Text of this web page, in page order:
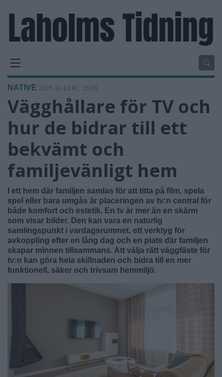
NATIVE 2025-12-13 KL. 15:00
Vägghållare för TV och
hur de bidrar till ett
bekvämt och
familjevänligt hem
I ett hem där familjen samlas för att titta på film, spela
spel eller bara umgås är placeringen av tv:n central för
både komfort och estetik. En tv är mer än en skärm
som visar bilder. Den kan vara en naturlig
samlingspunkt i vardagsrummet, ett verktyg för
avkoppling efter en lång dag och en plats där familjen
skapar minnen tillsammans. Att välja rätt väggfäste för
tv:n kan göra hela skillnaden och bidra till en mer
funktionell, säker och trivsam hemmiljö.